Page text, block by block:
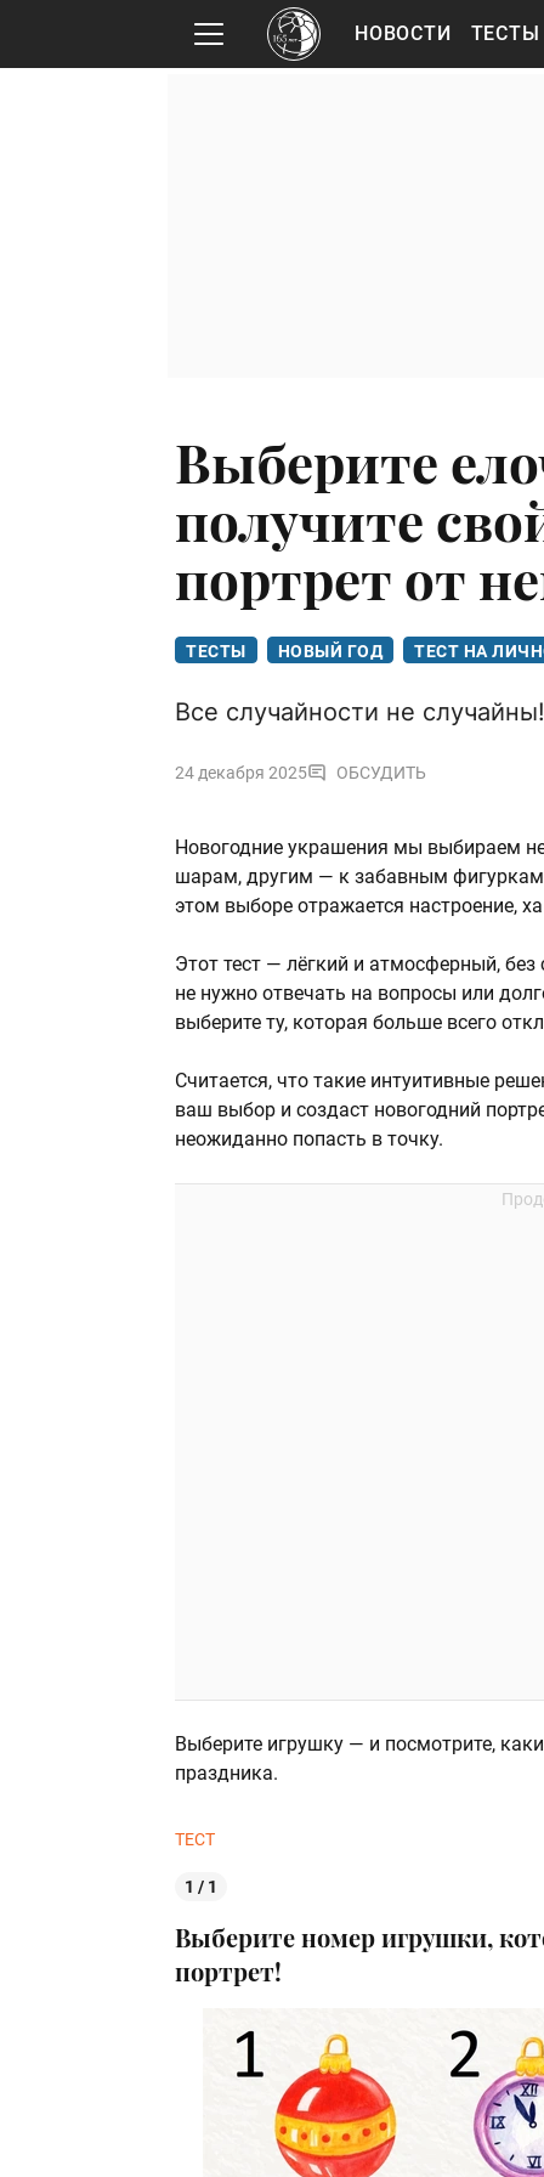
НОВОСТИ ТЕСТЫ
Выберите
получите
портрет от
ТЕСТЫ НОВЫЙ ГОД ТЕСТ НА
Все случайности не случайны!
24 декабря 2025 ОБСУДИТЬ
Новогодние украшения мы выбираем
шарам, другим — к забавным
этом выборе отражается настроение,
Этот тест — лёгкий и атмосферный,
не нужно отвечать на вопросы или
выберите ту, которая больше всего
Считается, что такие интуитивные
ваш выбор и создаст новогодний
неожиданно попасть в точку.
Выберите игрушку — и посмотрите,
праздника.
ТЕСТ
1 / 1
Выберите номер игрушки,
портрет!